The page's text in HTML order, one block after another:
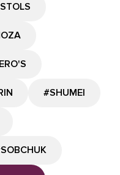
#SHUMEI